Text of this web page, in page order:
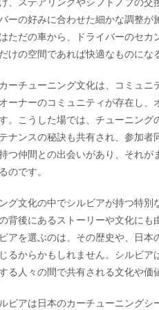
ーの好みに合わせた細かな調整
ただの車から、ドライバーのセ
けの空間であれば快適なものにな
ーチューニング文化は、コミュ
ーナーのコミュニティが存在し
。こうした場では、チューニング
ナンスの秘訣も共有され、参加
つ仲間との出会いがあり、それが
のです。
グ文化の中でシルビアが持つ特別
背後にあるストーリーや文化に
アを選ぶのは、その歴史や、日本
るからかもしれません。シルビア
る人々の間で共有される文化や価
ビアは日本のカーチューニング